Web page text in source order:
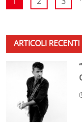
ARTICOLI RECENTI